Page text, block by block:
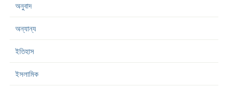
অনুবাদ
অন্যান্য
ইতিহাস
ইসলামিক